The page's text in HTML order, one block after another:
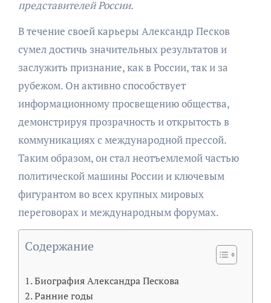
представителей России.
В течение своей карьеры Александр Песков
сумел достичь значительных результатов и
заслужить признание, как в России, так и за
рубежом. Он активно способствует
информационному просвещению общества,
демонстрируя прозрачность и открытость в
коммуникациях с международной прессой.
Таким образом, он стал неотъемлемой частью
политической машины России и ключевым
фигурантом во всех крупных мировых
переговорах и международным форумах.
Содержание
Биография Александра Пескова
Ранние годы